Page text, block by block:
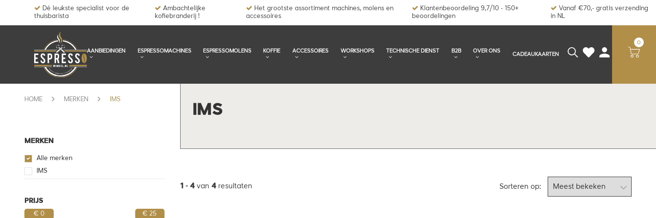
Dé leukste specialist voor de
thuisbarista
Ambachtelijke
kofiebranderij !
Het grootste assortiment machines, molens en
accessoires
Klantenbeoordeling 9,7/10 - 150+
beoordelingen
Vanaf €70,- gratis verzending
in NL
AANBIEDINGEN ESPRESSOMACHINES ESPRESSOMOLENS KOFFIE ACCESSOIRES WORKSHOPS TECHNISCHE DIENST B2B OVER ONS
CADEAUKAARTEN
0
HOME MERKEN IMS
MERKEN
Alle merken
IMS
PRIJS
€ 0 € 25
IMS
1 - 4van 4resultaten Sorteren op: